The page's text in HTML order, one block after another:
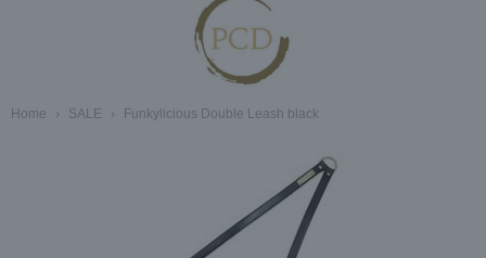
Home › SALE › Funkylicious Double Leash black